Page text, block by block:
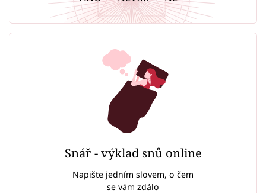
Snář - výklad snů online
Napište jedním slovem, o čem
se vám zdálo